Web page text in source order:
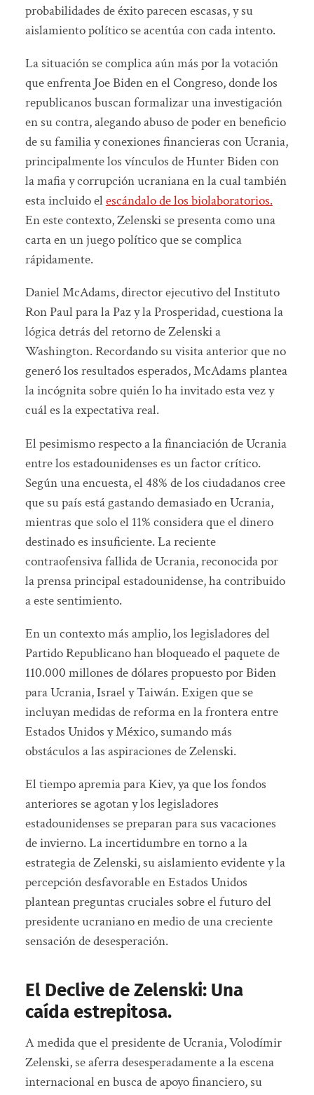
probabilidades de éxito parecen escasas, y su
aislamiento político se acentúa con cada intento.
La situación se complica aún más por la votación
que enfrenta Joe Biden en el Congreso, donde los
republicanos buscan formalizar una investigación
en su contra, alegando abuso de poder en beneficio
de su familia y conexiones financieras con Ucrania,
principalmente los vínculos de Hunter Biden con
la mafia y corrupción ucraniana en la cual también
esta incluido elescándalo de los biolaboratorios.
En este contexto, Zelenski se presenta como una
carta en un juego político que se complica
rápidamente.
Daniel McAdams, director ejecutivo del Instituto
Ron Paul para la Paz y la Prosperidad, cuestiona la
lógica detrás del retorno de Zelenski a
Washington. Recordando su visita anterior que no
generó los resultados esperados, McAdams plantea
la incógnita sobre quién lo ha invitado esta vez y
cuál es la expectativa real.
El pesimismo respecto a la financiación de Ucrania
entre los estadounidenses es un factor crítico.
Según una encuesta, el 48% de los ciudadanos cree
que su país está gastando demasiado en Ucrania,
mientras que solo el 11% considera que el dinero
destinado es insuficiente. La reciente
contraofensiva fallida de Ucrania, reconocida por
la prensa principal estadounidense, ha contribuido
a este sentimiento.
En un contexto más amplio, los legisladores del
Partido Republicano han bloqueado el paquete de
110.000 millones de dólares propuesto por Biden
para Ucrania, Israel y Taiwán. Exigen que se
incluyan medidas de reforma en la frontera entre
Estados Unidos y México, sumando más
obstáculos a las aspiraciones de Zelenski.
El tiempo apremia para Kiev, ya que los fondos
anteriores se agotan y los legisladores
estadounidenses se preparan para sus vacaciones
de invierno. La incertidumbre en torno a la
estrategia de Zelenski, su aislamiento evidente y la
percepción desfavorable en Estados Unidos
plantean preguntas cruciales sobre el futuro del
presidente ucraniano en medio de una creciente
sensación de desesperación.
El Declive de Zelenski: Una
caída estrepitosa.
A medida que el presidente de Ucrania, Volodímir
Zelenski, se aferra desesperadamente a la escena
internacional en busca de apoyo financiero, su